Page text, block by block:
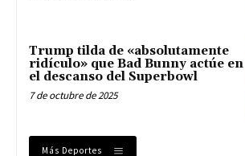
Trump tilda de «absolutamente
ridículo» que Bad Bunny actúe en
el descanso del Superbowl
7 de octubre de 2025
Más Deportes